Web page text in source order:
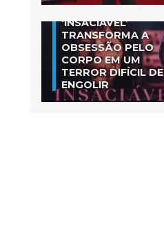
‘INSACIÁVEL’
TRANSFORMA A
OBSESSÃO PELO
CORPO EM UM
TERROR DIFÍCIL DE
ENGOLIR